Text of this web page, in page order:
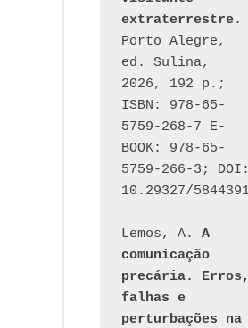
extraterrestre.
Porto Alegre,
ed. Sulina,
2026, 192 p.;
ISBN: 978-65-
5759-268-7 E-
BOOK: 978-65-
5759-266-3; DOI:
10.29327/
Lemos, A. A
comunicação
precária. Erros,
falhas e
perturbações na